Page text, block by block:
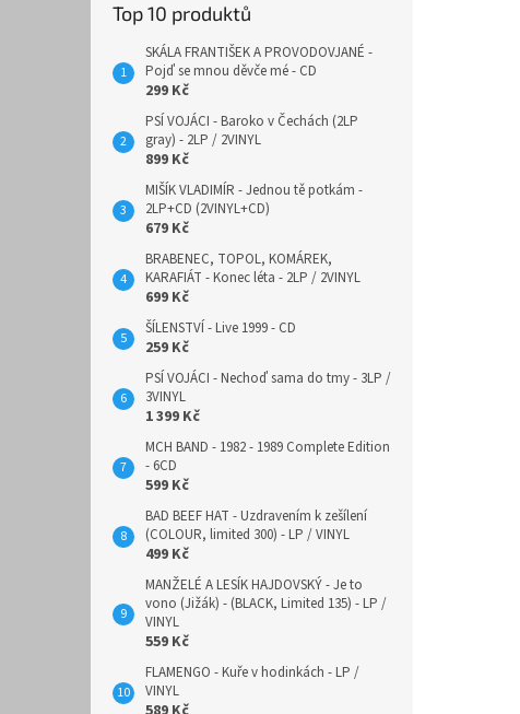
Top 10 produktů
SKÁLA FRANTIŠEK A PROVODOVJANÉ -
Pojď se mnou děvče mé - CD
299 Kč
PSÍ VOJÁCI - Baroko v Čechách (2LP
gray) - 2LP / 2VINYL
899 Kč
MIŠÍK VLADIMÍR - Jednou tě potkám -
2LP+CD (2VINYL+CD)
679 Kč
BRABENEC, TOPOL, KOMÁREK,
KARAFIÁT - Konec léta - 2LP / 2VINYL
699 Kč
ŠÍLENSTVÍ - Live 1999 - CD
259 Kč
PSÍ VOJÁCI - Nechoď sama do tmy - 3LP /
3VINYL
1 399 Kč
MCH BAND - 1982 - 1989 Complete Edition
- 6CD
599 Kč
BAD BEEF HAT - Uzdravením k zešílení
(COLOUR, limited 300) - LP / VINYL
499 Kč
MANŽELÉ A LESÍK HAJDOVSKÝ - Je to
vono (Jižák) - (BLACK, Limited 135) - LP /
VINYL
559 Kč
FLAMENGO - Kuře v hodinkách - LP /
VINYL